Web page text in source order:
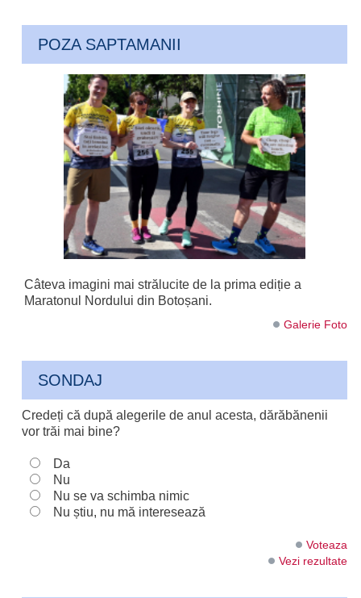
POZA SAPTAMANII
Câteva imagini mai strălucite de la prima ediție a
Maratonul Nordului din Botoșani.
Galerie Foto
SONDAJ
Credeți că după alegerile de anul acesta, dărăbănenii
vor trăi mai bine?
Da
Nu
Nu se va schimba nimic
Nu știu, nu mă interesează
Voteaza
Vezi rezultate